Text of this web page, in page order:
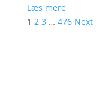
Læs mere
1 2 3 … 476 Next